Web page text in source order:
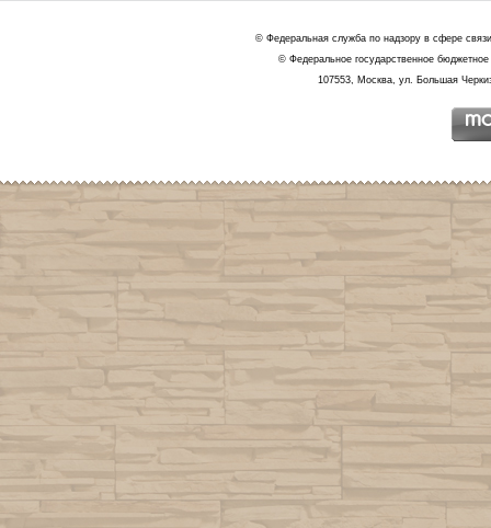
© Федеральная служба по надзору в сфере
© Федеральное государственное
107553, Москва, ул. Большая